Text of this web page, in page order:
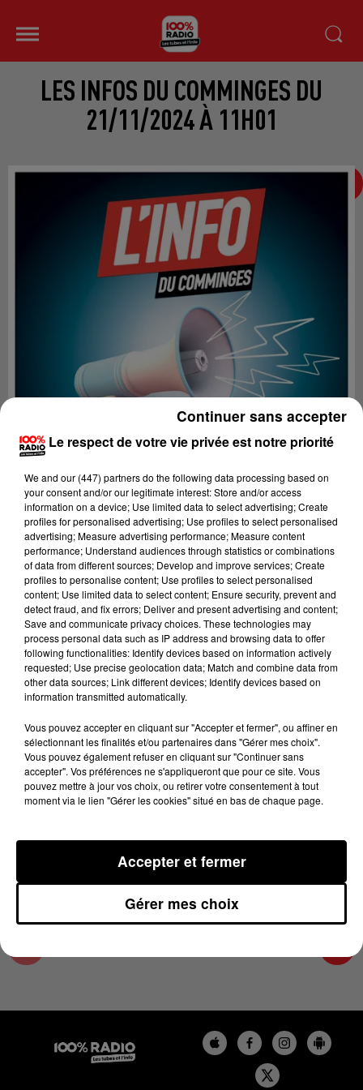
LES INFOS DU COMMINGES DU
21/11/2024 À 11H01
Lecture (2 min 22 sec)
100%
100% Radio les infos du Comminges
21 novembre 2024 - 2 min 22 sec
LES INFOS DU COMMINGES DU 21/11/2024 À
11H01
Podcast infos du Comminges
Le respect de votre vie privée est notre priorité
We and our (447) partnersdo the following data processing based on
your consent and/or our legitimate interest: Store and/or access
information on a device; Use limited data to select advertising; Create
profiles for personalised advertising; Use profiles to select personalised
advertising; Measure advertising performance; Measure content
performance; Understand audiences through statistics or combinations
of data from different sources; Develop and improve services; Create
profiles to personalise content; Use profiles to select personalised
content; Use limited data to select content; Ensure security, prevent and
detect fraud, and fix errors; Deliver and present advertising and content;
Save and communicate privacy choices. These technologies may
process personal data such as IP address and browsing data to offer
following functionalities: Identify devices based on information actively
requested; Use precise geolocation data; Match and combine data from
other data sources; Link different devices; Identify devices based on
information transmitted automatically.
Vous pouvez accepter en cliquant sur "Accepter et fermer", ou affiner en
sélectionnant les finalités et/ou partenaires dans "Gérer mes choix".
Vous pouvez également refuser en cliquant sur "Continuer sans
accepter". Vos préférences ne s'appliqueront que pour ce site. Vous
pouvez mettre à jour vos choix, ou retirer votre consentement à tout
moment via le lien "Gérer les cookies" situé en bas de chaque page.
Gérer mes choix
Accepter et fermer
Continuer sans accepter